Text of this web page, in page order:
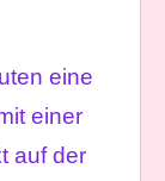
eine
einer
auf der